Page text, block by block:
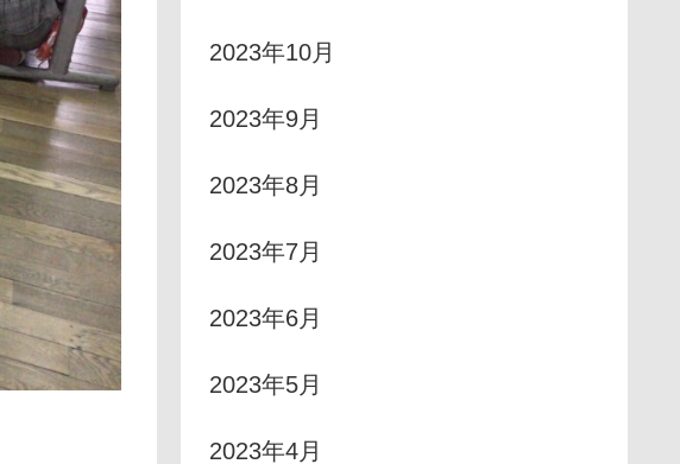
2023年10月
2023年9月
2023年8月
2023年7月
2023年6月
2023年5月
2023年4月